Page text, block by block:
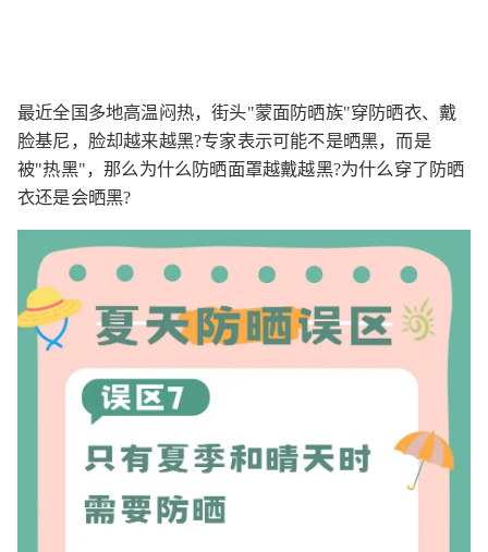
最近全国多地高温闷热，街头"蒙面防晒族"穿防晒衣、戴
脸基尼，脸却越来越黑?专家表示可能不是晒黑，而是
被"热黑"，那么为什么防晒面罩越戴越黑?为什么穿了防晒
衣还是会晒黑?